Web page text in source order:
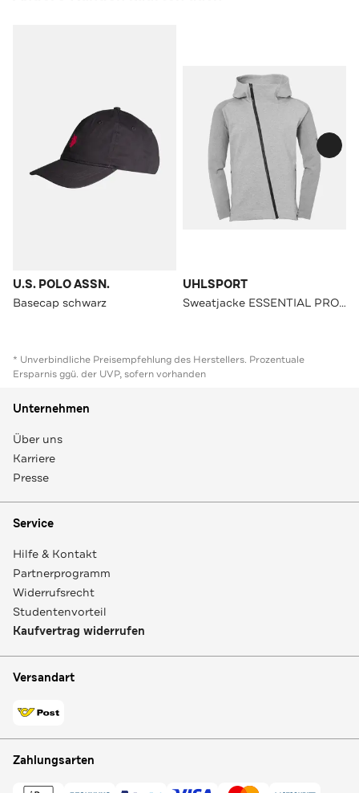
U.S. POLO ASSN.
Basecap schwarz
UHLSPORT
Sweatjacke ESSENTIAL PRO dark grau melange
* Unverbindliche Preisempfehlung des Herstellers. Prozentuale
Ersparnis ggü. der UVP, sofern vorhanden
Unternehmen
Über uns
Karriere
Presse
Service
Hilfe & Kontakt
Partnerprogramm
Widerrufsrecht
Studentenvorteil
Kaufvertrag widerrufen
Versandart
Zahlungsarten